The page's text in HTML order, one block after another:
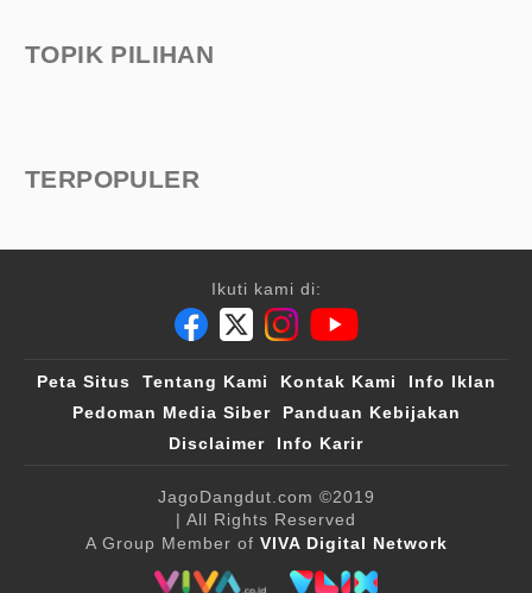
TOPIK PILIHAN
TERPOPULER
Ikuti kami di:
Peta Situs Tentang Kami Kontak Kami
Info Iklan
Pedoman Media Siber
Panduan Kebijakan
Disclaimer
Info Karir
JagoDangdut.com ©2019
| All Rights Reserved
A Group Member of VIVA Digital Network